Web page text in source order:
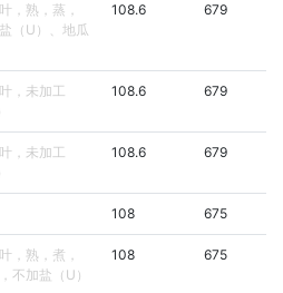
，熟，蒸，
（U）、地瓜
108.6 679
，未加工
108.6 679
，未加工
108.6 679
108 675
，熟，煮，
不加盐（U）
108 675